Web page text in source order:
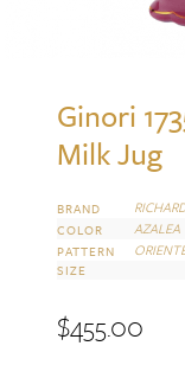
Ginori
Milk Jug
BRAND
COLOR AZALEA
PATTERN
SIZE
$455.00